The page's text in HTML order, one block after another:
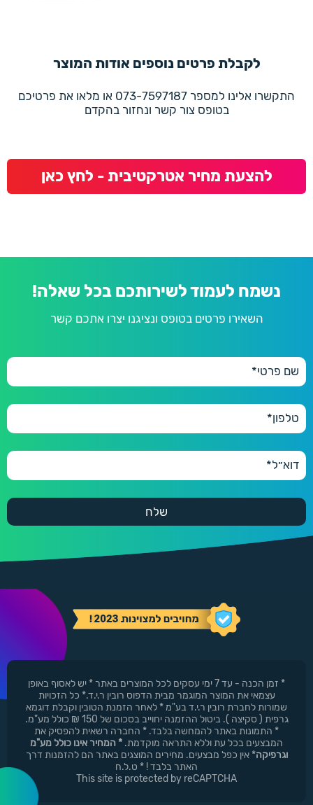
לקבלת פרטים נוספים אודות המוצר
התקשרו אלינו למספר 073-7597187 או מלאו את פרטיכם
בטופס צור קשר ונחזור בהקדם
להצעת מחיר אטרקטיבית - לחץ כאן
נשמח לעמוד לשירותכם בכל שאלה!
השאירו פרטים בטופס ונציגנו יצרו אתכם קשר
* זמן הכנה - עד 7 ימי עסקים לכל המוצרים באתר * יש לאסוף באופן
עצמאי את המוצר המוגמר מבית הדפוס רובין ר.י.ד.* כל הזכויות
שמורות לחברת רובין ר.י.ד בע"מ * לאחר הזמנת הטובין וקבלת דוגמא
גרפית ( סקיצה ). ביטול ההזמנה יחוייב בסכום של 150 ₪ כולל מע"מ.
* התמונות באתר להמחשה בלבד. * החברה רשאית להפסיק את
המבצעים בכל עת וללא התראה מוקדמת. * המחיר אינו כולל מע"מ
וגרפיקה* אין כפל מבצעים. מחירים המוצגים באתר הם להזמנות דרך
האתר בלבד ! * ט.ל.ח
This site is protected by reCAPTCHA